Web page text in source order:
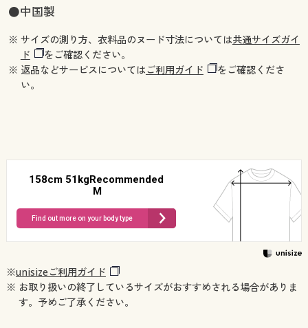
●中国製
※ サイズの測り方、衣料品のヌード寸法については共通サイズガイ
ド
をご確認ください。
※ 返品などサービスについてはご利用ガイド
をご確認くださ
い。
158cm 51kgRecommended
M
Find out more on your body type
※unisizeご利用ガイド
※ お取り扱いの終了しているサイズがおすすめされる場合がありま
す。予めご了承ください。